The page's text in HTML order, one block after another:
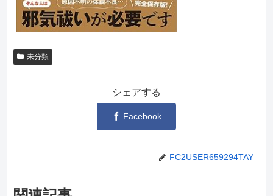
未分類
シェアする
Facebook
FC2USER659294TAY